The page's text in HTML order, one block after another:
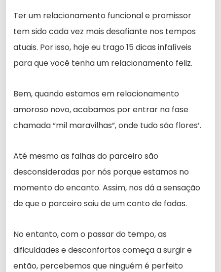
Ter um relacionamento funcional e promissor
tem sido cada vez mais desafiante nos tempos
atuais. Por isso, hoje eu trago 15 dicas infalíveis
para que você tenha um relacionamento feliz.
Bem, quando estamos em relacionamento
amoroso novo, acabamos por entrar na fase
chamada “mil maravilhas”, onde tudo são flores’.
Até mesmo as falhas do parceiro são
desconsideradas por nós porque estamos no
momento do encanto. Assim, nos dá a sensação
de que o parceiro saiu de um conto de fadas.
No entanto, com o passar do tempo, as
dificuldades e desconfortos começa a surgir e
então, percebemos que ninguém é perfeito